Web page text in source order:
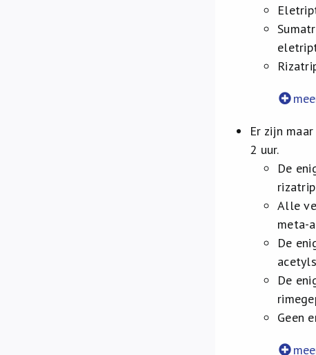
Er zijn
2 uur.
De
Alle
meta-
De
De
Geen